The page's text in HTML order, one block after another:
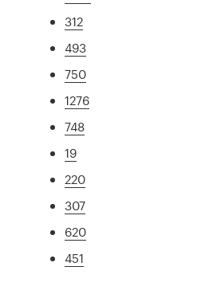
312
493
750
1276
748
19
220
307
620
451